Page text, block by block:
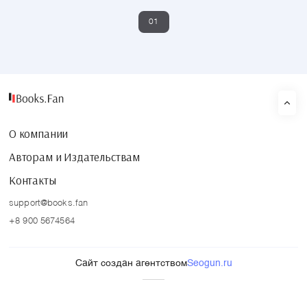
01
О компании
Авторам и Издательствам
Контакты
support@books.fan
+8 900 5674564
Сайт создан агентствомSeogun.ru